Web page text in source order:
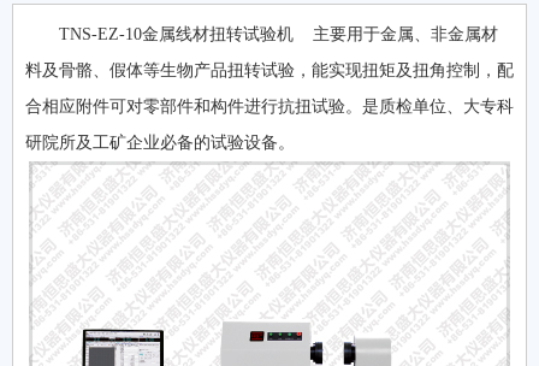
TNS-EZ-10金属线材扭转试验机 主要用于金属、非金属材
料及骨骼、假体等生物产品扭转试验，能实现扭矩及扭角控制，配
合相应附件可对零部件和构件进行抗扭试验。是质检单位、大专科
研院所及工矿企业必备的试验设备。